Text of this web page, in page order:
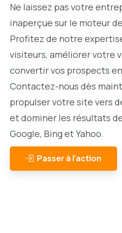
Ne laissez pas votre
inaperçue sur le moteur
Profitez de notre
visiteurs, améliorer votre
convertir vos prospects
Contactez-nous dès
propulser votre site vers
et dominer les résultats
Google, Bing et Yahoo.
Passer à l'action